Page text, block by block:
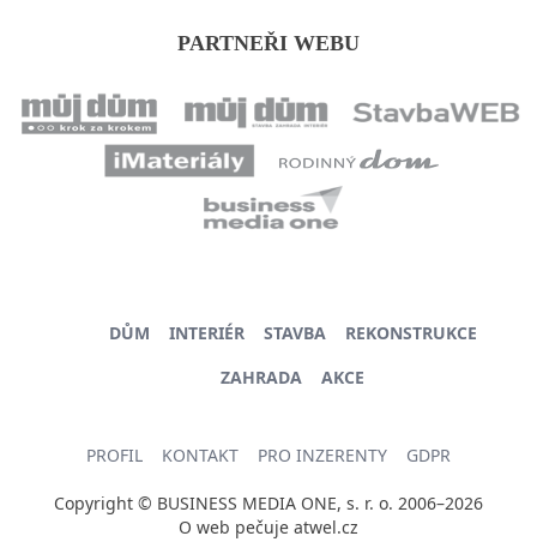
PARTNEŘI WEBU
DŮM INTERIÉR STAVBA
REKONSTRUKCE
ZAHRADA
AKCE
PROFIL KONTAKT PRO INZERENTY GDPR
Copyright © BUSINESS MEDIA ONE, s. r. o. 2006–2026